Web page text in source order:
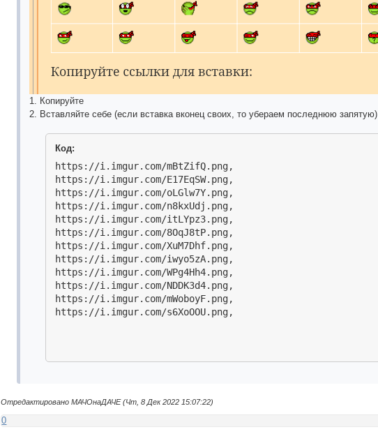
1. Копируйте
2. Вставляйте себе (если вставка вконец своих, то убераем последнюю запятую)
Код:
https://i.imgur.com/mBtZifQ.png,
https://i.imgur.com/E17EqSW.png,
https://i.imgur.com/oLGlw7Y.png,
https://i.imgur.com/n8kxUdj.png,
https://i.imgur.com/itLYpz3.png,
https://i.imgur.com/8OqJ8tP.png,
https://i.imgur.com/XuM7Dhf.png,
https://i.imgur.com/iwyo5zA.png,
https://i.imgur.com/WPg4Hh4.png,
https://i.imgur.com/NDDK3d4.png,
https://i.imgur.com/mWoboyF.png,
Отредактировано МАЧОнаДАЧЕ (Чт, 8 Дек 2022 15:07:22)
0